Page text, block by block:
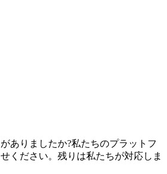
ありましたか?私たちのプラットフ
ください。残りは私たちが対応しま